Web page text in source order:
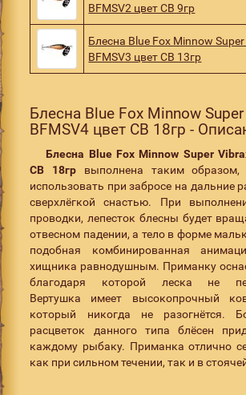
BFMSV2 цвет CB 9гр
Блесна Blue Fox Minnow
BFMSV3 цвет CB 13гр
Блесна Blue Fox Minnow
BFMSV4 цвет CB 18гр -
Блесна Blue Fox Minnow Super
CB 18гр выполнена таким
использовать при забросе на дальние
сверхлёгкой снастью. При
проводки, лепесток блесны будет
отвесном падении, а тело в форме
подобная комбинированная
хищника равнодушным. Приманку
благодаря которой леска не
Вертушка имеет высокопрочный
который никогда не разогнётся.
расцветок данного типа блёсен
каждому рыбаку. Приманка отлично
как при сильном течении, так и в